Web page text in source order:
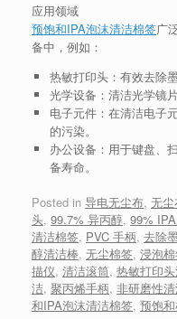
应用领域
预饱和IPA泡沫清洁棉签广
备中，例如：
热敏打印头：有效去除
光学设备 ：清洁光学镜
电子元件：在清洁电子
的污染。
办公设备 ：用于键盘、
备寿命。
Posted in 导电无尘布, 无
头, 99.7% 异丙醇, 99%
清洁棉签, PVC 手柄, 去除
醇清洁棒, 无尘棉签, 浸泡
描仪, 清洁滚筒, 热敏打印
洁, 聚丙烯手柄, 非研磨性
和IPA泡沫清洁棉签, 预饱